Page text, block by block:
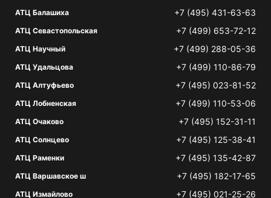
АТЦ Балашиха +7 (495) 431-63-63
АТЦ Севастопольская +7 (499) 653-72-12
АТЦ Научный +7 (499) 288-05-36
АТЦ Удальцова +7 (499) 110-86-79
АТЦ Алтуфьево +7 (495) 023-81-52
АТЦ Лобненская +7 (499) 110-53-06
АТЦ Очаково +7 (495) 152-31-11
АТЦ Солнцево +7 (495) 125-38-41
АТЦ Раменки +7 (495) 135-42-87
АТЦ Варшавское ш +7 (495) 182-17-65
АТЦ Измайлово +7 (495) 021-25-26